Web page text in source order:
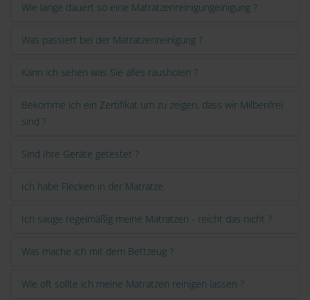
Wie lange dauert so eine Matratzenreinigungeinigung ?
Was passiert bei der Matratzenreinigung ?
Kann ich sehen was Sie alles rausholen ?
Bekomme ich ein Zertifikat um zu zeigen, dass wir Milbenfrei
sind ?
Sind Ihre Geräte getestet ?
Ich habe Flecken in der Matratze.
Ich sauge regelmäßig meine Matratzen - reicht das nicht ?
Was mache ich mit dem Bettzeug ?
Wie oft sollte ich meine Matratzen reinigen lassen ?